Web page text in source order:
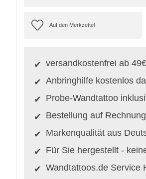
versandkostenfrei ab
Anbringhilfe kostenlos
Probe-Wandtattoo
Bestellung auf
Markenqualität aus
Für Sie hergestellt -
Wandtattoos.de Service